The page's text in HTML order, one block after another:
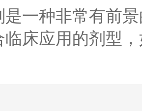
一种非常有前
床应用的剂型